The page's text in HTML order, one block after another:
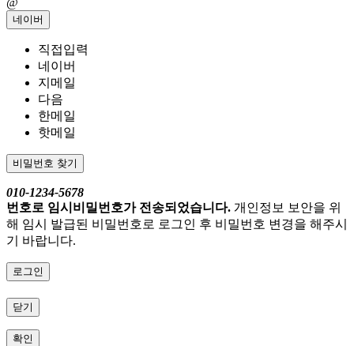
네이버
직접입력
네이버
지메일
다음
한메일
핫메일
비밀번호 찾기
010-1234-5678
번호로 임시비밀번호가 전송되었습니다. 개인정보 보안을 위
해 임시 발급된 비밀번호로 로그인 후 비밀번호 변경을 해주시
기 바랍니다.
로그인
닫기
확인